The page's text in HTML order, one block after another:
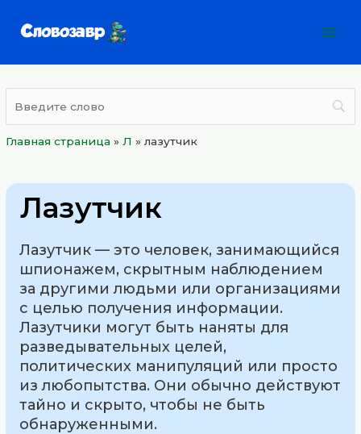
Главная страница » Л »лазутчик
Лазутчик
Лазутчик — это человек, занимающийся
шпионажем, скрытным наблюдением
за другими людьми или организациями
с целью получения информации.
Лазутчики могут быть наняты для
разведывательных целей,
политических манипуляций или просто
из любопытства. Они обычно действуют
тайно и скрыто, чтобы не быть
обнаруженными.